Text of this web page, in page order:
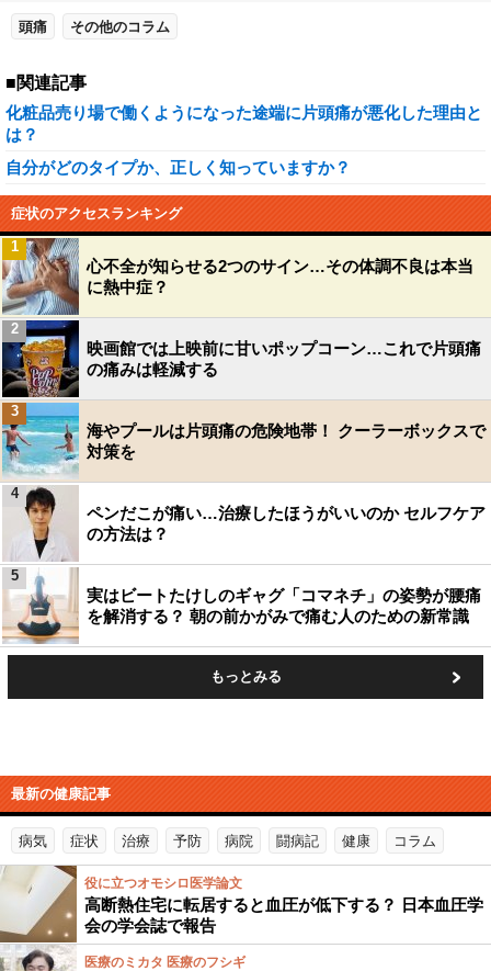
頭痛 その他のコラム
■関連記事
化粧品売り場で働くようになった途端に片頭痛が悪化した理由と
は？
自分がどのタイプか、正しく知っていますか？
症状のアクセスランキング
心不全が知らせる2つのサイン…その体調不良は本当
に熱中症？
1
映画館では上映前に甘いポップコーン…これで片頭痛
の痛みは軽減する
2
海やプールは片頭痛の危険地帯！ クーラーボックスで
対策を
3
ペンだこが痛い…治療したほうがいいのか セルフケア
の方法は？
4
実はビートたけしのギャグ「コマネチ」の姿勢が腰痛
を解消する？ 朝の前かがみで痛む人のための新常識
5
もっとみる
最新の健康記事
病気 症状 治療 予防 病院 闘病記 健康 コラム
役に立つオモシロ医学論文
高断熱住宅に転居すると血圧が低下する？ 日本血圧学
会の学会誌で報告
医療のミカタ 医療のフシギ